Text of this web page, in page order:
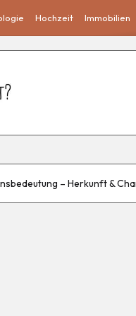
Hochzeit Immobilien
– Herkunft &